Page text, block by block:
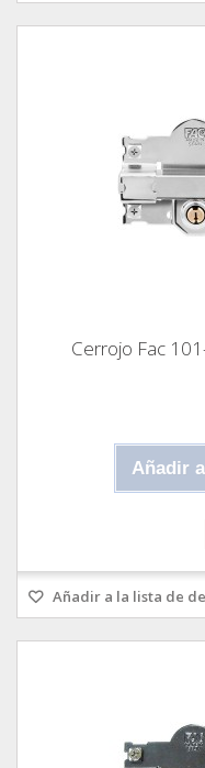
Cerrojo Fac
Añadir
Añadir a la lista de